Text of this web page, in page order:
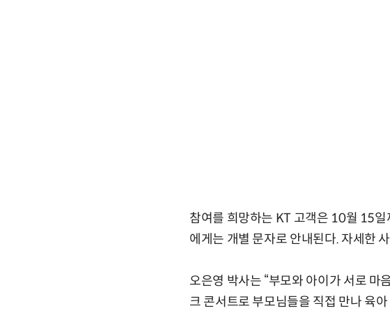
참여를 희망하는 KT 고객은 10월 15
에게는 개별 문자로 안내된다. 자세한
오은영 박사는 “부모와 아이가 서로 마
크 콘서트로 부모님들을 직접 만나 육